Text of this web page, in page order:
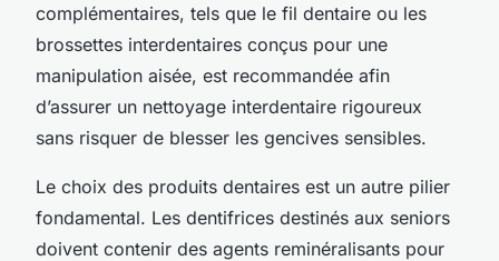
complémentaires, tels que le fil dentaire ou les
brossettes interdentaires conçus pour une
manipulation aisée, est recommandée afin
d’assurer un nettoyage interdentaire rigoureux
sans risquer de blesser les gencives sensibles.
Le choix des produits dentaires est un autre pilier
fondamental. Les dentifrices destinés aux seniors
doivent contenir des agents reminéralisants pour